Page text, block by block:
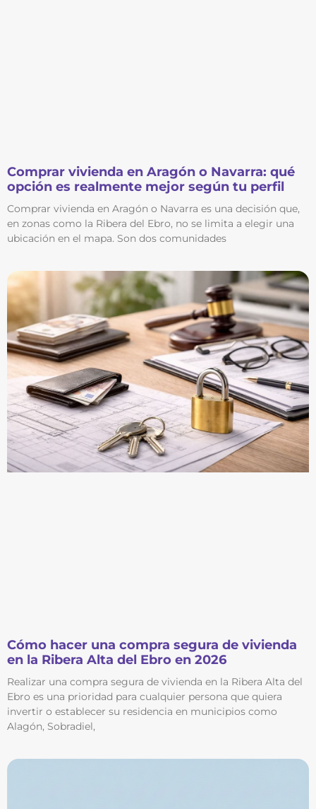
Comprar vivienda en Aragón o Navarra: qué
opción es realmente mejor según tu perfil
Comprar vivienda en Aragón o Navarra es una decisión que,
en zonas como la Ribera del Ebro, no se limita a elegir una
ubicación en el mapa. Son dos comunidades
Cómo hacer una compra segura de vivienda
en la Ribera Alta del Ebro en 2026
Realizar una compra segura de vivienda en la Ribera Alta del
Ebro es una prioridad para cualquier persona que quiera
invertir o establecer su residencia en municipios como
Alagón, Sobradiel,